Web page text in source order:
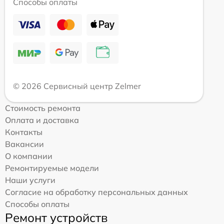
Способы оплаты
© 2026 Сервисный центр Zelmer
Стоимость ремонта
Оплата и доставка
Контакты
Вакансии
О компании
Ремонтируемые модели
Наши услуги
Согласие на обработку персональных данных
Способы оплаты
Ремонт устройств